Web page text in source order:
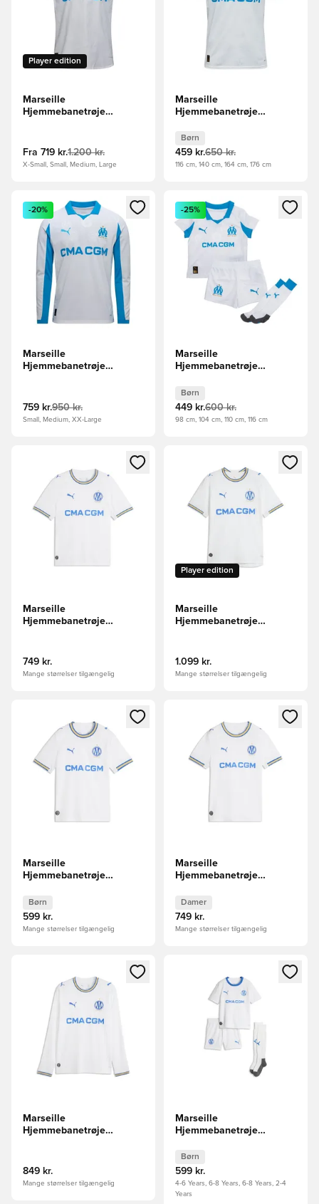
Player edition
Marseille
Hjemmebanetrøje
Fra 719 kr.1.200 kr.
X-Small, Small, Medium, Large
Marseille
Hjemmebanetrøje
Børn
459 kr.650 kr.
116 cm, 140 cm, 164 cm, 176 cm
Åbner en Modal til at logge ind eller tilmelde dig som
-20%
Marseille
Hjemmebanetrøje
759 kr.950 kr.
Small, Medium, XX-Large
Åbner en Modal til at logge
-25%
Marseille
Hjemmebanetrøje
Børn
449 kr.600 kr.
98 cm, 104 cm, 110 cm, 116 cm
Åbner en Modal til at logge ind eller tilmelde dig som
Marseille
Hjemmebanetrøje
749 kr.
Mange størrelser tilgængelig
Åbner en Modal til at logge
Player edition
Marseille
Hjemmebanetrøje
1.099 kr.
Mange størrelser tilgængelig
Åbner en Modal til at logge ind eller tilmelde dig som
Marseille
Hjemmebanetrøje
Børn
599 kr.
Mange størrelser tilgængelig
Åbner en Modal til at logge
Marseille
Hjemmebanetrøje
Damer
749 kr.
Mange størrelser tilgængelig
Åbner en Modal til at logge ind eller tilmelde dig som
Marseille
Hjemmebanetrøje
849 kr.
Mange størrelser tilgængelig
Åbner en Modal til at logge
Marseille
Hjemmebanetrøje
Børn
599 kr.
4-6 Years, 6-8 Years, 6-8 Years, 2-4
Years